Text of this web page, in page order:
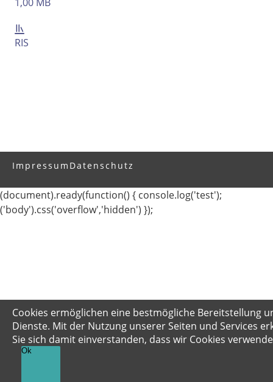
RIS
Impressum Datenschutz
Cookies ermöglichen eine bestmögliche Bereitstellung
Dienste. Mit der Nutzung unserer Seiten und Services
Sie sich damit einverstanden, dass wir Cookies
Ok
(document).ready(function() { console.log('test');
('body').css('overflow','hidden') });